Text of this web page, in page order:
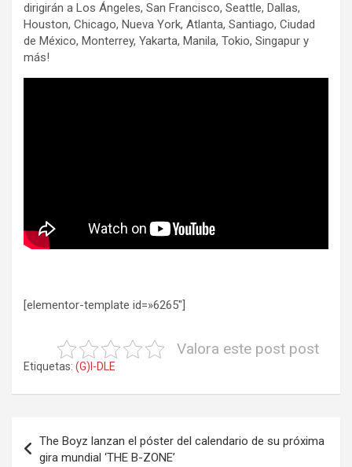
dirigirán a Los Ángeles, San Francisco, Seattle, Dallas,
Houston, Chicago, Nueva York, Atlanta, Santiago, Ciudad
de México, Monterrey, Yakarta, Manila, Tokio, Singapur y
más!
[elementor-template id=»6265″]
Valora este post post
Etiquetas: (G)I-DLE
de
The Boyz lanzan el póster del calendario de su próxima
gira mundial ‘THE B-ZONE’